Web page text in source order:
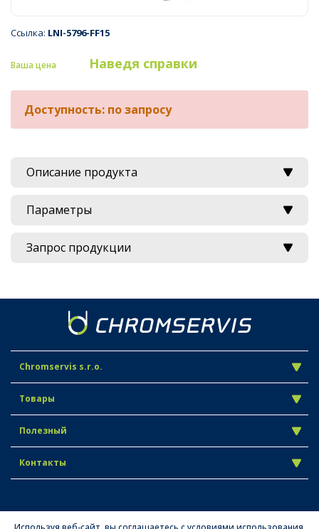
Ссылка: LNI-5796-FF15
Ваша цена Наведя справки
Доступность: по запросу
Описание продукта
Параметры
Запрос продукции
Chromservis s.r.o.
Товары
Полезный
Контакты